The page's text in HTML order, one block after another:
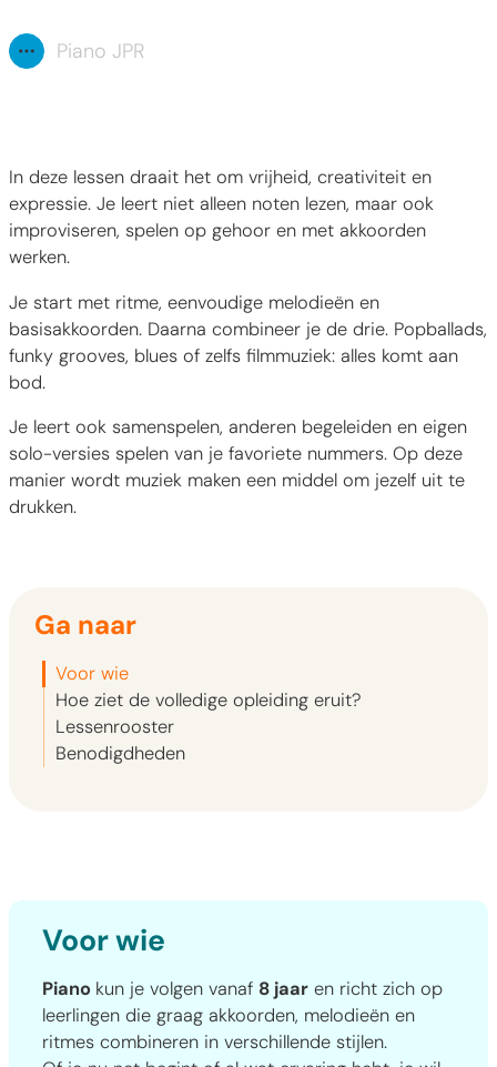
Toon alle broodkruimel items
Piano JPR
In deze lessen draait het om vrijheid, creativiteit en
expressie. Je leert niet alleen noten lezen, maar ook
improviseren, spelen op gehoor en met akkoorden
werken.
Je start met ritme, eenvoudige melodieën en
basisakkoorden. Daarna combineer je de drie. Popballads,
funky grooves, blues of zelfs filmmuziek: alles komt aan
bod.
Je leert ook samenspelen, anderen begeleiden en eigen
solo-versies spelen van je favoriete nummers. Op deze
manier wordt muziek maken een middel om jezelf uit te
drukken.
Ga naar
Voor wie
Hoe ziet de volledige opleiding eruit?
Lessenrooster
Benodigdheden
Voor wie
Piano kun je volgen vanaf 8 jaar en richt zich op
leerlingen die graag akkoorden, melodieën en
ritmes combineren in verschillende stijlen.